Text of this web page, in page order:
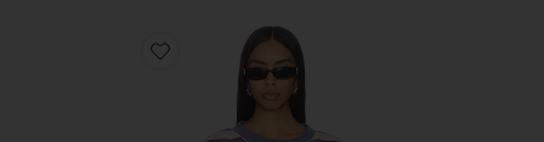
Favorite Horizon Long Sleeve Top